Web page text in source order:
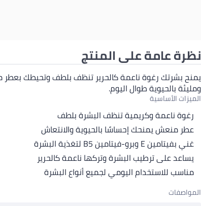
نظرة عامة على المنتج
ومليئة بالحيوية طوال اليوم.
الميزات الأساسية
رغوة ناعمة وكريمية تنظف البشرة بلطف
عطر منعش يمنحك إحساسًا بالحيوية والانتعاش
غني بفيتامين E وبرو-فيتامين B5 لتغذية البشرة
يساعد على ترطيب البشرة وتركها ناعمة كالحرير
مناسب للاستخدام اليومي لجميع أنواع البشرة
المواصفات